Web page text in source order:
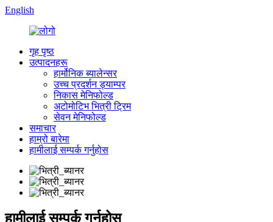
English
गृह पृष्ठ
उत्पादनहरू
हार्मोनिक ब्यालेन्सर
उच्च प्रदर्शन ड्याम्पर
निकास मेनिफोल्ड
अटोमोटिभ भित्री ट्रिम
सेवन मेनिफोल्ड
समाचार
हाम्रो बारेमा
हामीलाई सम्पर्क गर्नुहोस
हामीलाई सम्पर्क गर्नुहोस